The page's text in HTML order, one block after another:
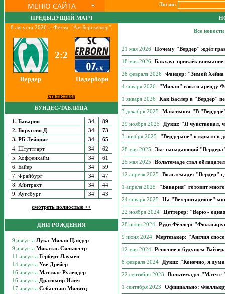
МЕНЮ САЙТА Логин:
ПРЕДЫДУЩИЙ МАТЧ
8 августа 2026 г. Фехта. "Ам Бергкеллер".
2:2
Вердер Падерборн
статистика
БУНДЕС-ТАБЛИЦА
1. Бавария 34
89
2. Боруссия Д
34
73
3. РБ Лейпциг
34
65
4. Штуттгарт
34
62
5. Хоффенхайм
34
61
6. Байер
34
59
7. Фрайбург
34
47
8. Айнтрахт
34
44
9. Аугсбург
34 43
смотреть полностью >>
ДНИ РОЖДЕНИЯ
Все
21 мая 2026 Почему "Вердер" ждёт
18 мая 2026 Бакхаус привлёк
28 февраля 2026 Фандер: "Зимой Хейна
4 января 2026 "Милан" взял в аренду
1 января 2026 Как Баслер в "Вердер"
3 декабря 2025 Максимов: "В
29 ноября 2025 Дукш: "Я чувствовал,
3 ноября 2025 "Вердеране" открыто о
28 мая 2025 Экс-нападающий
25 мая 2025 Вольтемаде стал
12 апреля 2025 Вольтемаде: "Вердер"
1 апреля 2025 "Бавария" готовит
24 января 2025 На "Везерштадионе"
22 ноября 2024 Цеттерер: "Верю -
28 июня 2024 Руди Фёллер:
9 июня 2024 Мертезакер: "Англия
12 мая 2024 Решение о будущем
8 февраля 2024 Дукш: "Конечно, я
22 сентября 2023 Вольтемаде: "Матч с
1 сентября 2023 Официально: